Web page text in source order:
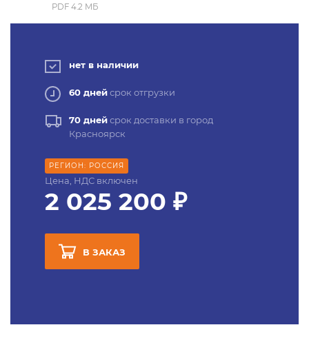
PDF 4.2 MБ
нет в наличии
60 днейсрок отгрузки
70 днейсрок доставки в город
Красноярск
РЕГИОН: РОССИЯ
Цена, НДС включен
2 025 200 ₽
В ЗАКАЗ